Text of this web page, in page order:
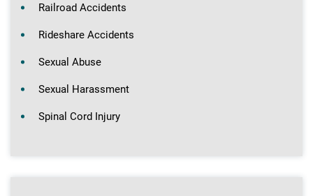
Railroad Accidents
Rideshare Accidents
Sexual Abuse
Sexual Harassment
Spinal Cord Injury